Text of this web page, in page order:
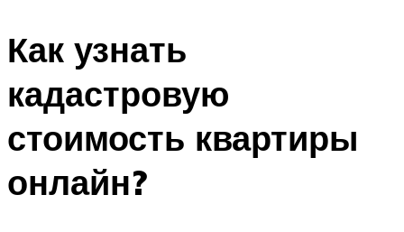
Как узнать
кадастровую
стоимость квартиры
онлайн?